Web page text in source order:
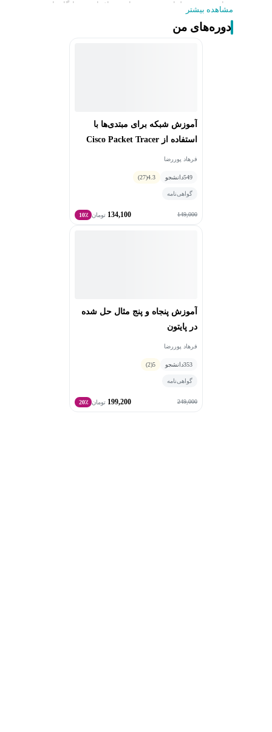
برنامه‌نویسی، طراحی سیستم‌های نرم‌افزاری، و پایگاه‌های
داده داشته و در طول دوران حرفه‌ای خود به‌عنوان مدرس و
مشاور در پروژه‌های مختلف فناوری اطلاعات و آموزش
ایشان هم‌اکنون به‌عنوان مدرس و مشاور در زمینه آموزش
علوم کامپیوتر و طراحی نرم‌افزارهای کاربردی فعالیت
مشاهده بیشتر
دوره‌های من
آموزش شبکه برای مبتدی‌ها با
استفاده از Cisco Packet Tracer
فرهاد پوررضا
549دانشجو 4.3
(27)
گواهی‌نامه
149,000
134,100 تومان 10٪
آموزش پنجاه و پنج مثال حل شده
در پایتون
فرهاد پوررضا
353دانشجو 5
(2)
گواهی‌نامه
249,000
199,200 تومان 20٪